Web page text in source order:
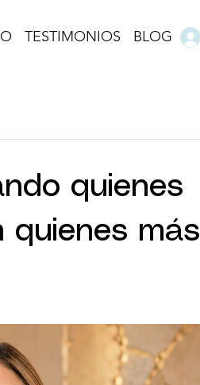
TESTIMONIOS BLOG
quienes
quienes más